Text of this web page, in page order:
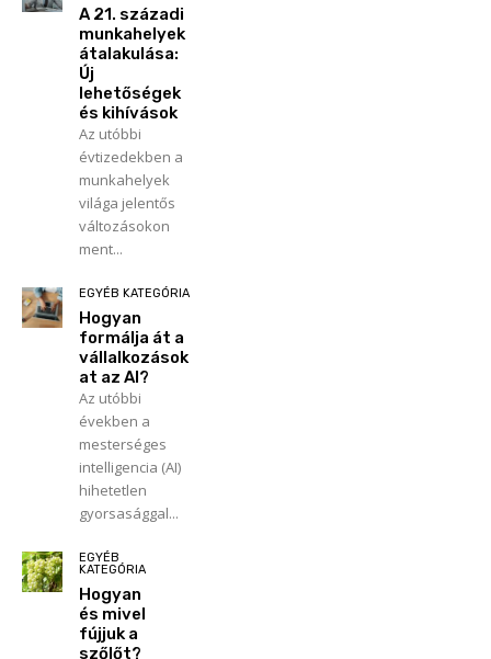
A 21. századi
munkahelyek
átalakulása:
Új
lehetőségek
és kihívások
Az utóbbi
évtizedekben a
munkahelyek
világa jelentős
változásokon
ment...
EGYÉB KATEGÓRIA
Hogyan
formálja át a
vállalkozások
at az AI?
Az utóbbi
években a
mesterséges
intelligencia (AI)
hihetetlen
gyorsasággal...
EGYÉB
KATEGÓRIA
Hogyan
és mivel
fújjuk a
szőlőt?